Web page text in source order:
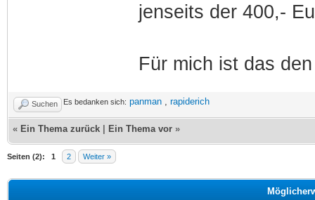
jenseits der 400,-
Für mich ist das
Suchen Es bedanken sich: panman rapiderich
« Ein Thema zurück Ein Thema vor »
Seiten (2): 1 2 Weiter »